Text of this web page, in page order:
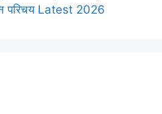
परिचय Latest 2026